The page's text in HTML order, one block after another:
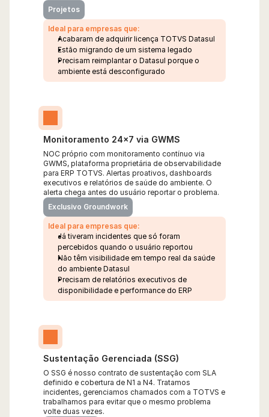
Projetos
Ideal para empresas que:
Acabaram de adquirir licença TOTVS Datasul
Estão migrando de um sistema legado
Precisam reimplantar o Datasul porque o
ambiente está desconfigurado
Monitoramento 24x7 via GWMS
NOC próprio com monitoramento contínuo via
GWMS, plataforma proprietária de observabilidade
para ERP TOTVS. Alertas proativos, dashboards
executivos e relatórios de saúde do ambiente. O
alerta chega antes do usuário reportar o problema.
Exclusivo Groundwork
Ideal para empresas que:
Já tiveram incidentes que só foram
percebidos quando o usuário reportou
Não têm visibilidade em tempo real da saúde
do ambiente Datasul
Precisam de relatórios executivos de
disponibilidade e performance do ERP
Sustentação Gerenciada (SSG)
O SSG é nosso contrato de sustentação com SLA
definido e cobertura de N1 a N4. Tratamos
incidentes, gerenciamos chamados com a TOTVS e
trabalhamos para evitar que o mesmo problema
volte duas vezes.